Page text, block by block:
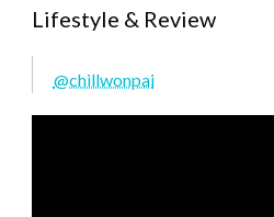
Lifestyle & Review
@chillwonpai